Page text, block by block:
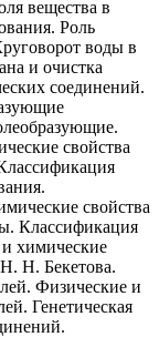
вещества в
Роль
воды в
и очистка
соединений.
свойства
свойства
Классификация
химические
Н. Н. Бекетова.
Физические и
Генетическая